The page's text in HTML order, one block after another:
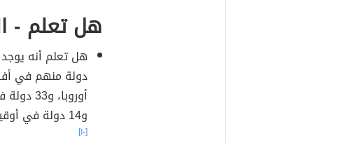
هل تعلم -
و14 دولة في أوقيانوسيا، وفي أمريكا الشمالية توجد دولتان.
[١٠]